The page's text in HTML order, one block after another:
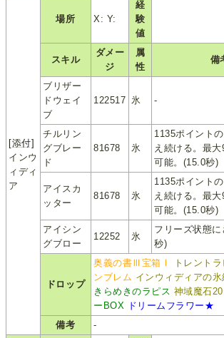
[添付]
インウ
ィディ
ア
場所 X: Y:
経
験
値
スキル
ダメー
ジ
属
性
備
ブリザー
ドウェイ
ブ
122517 氷 -
チルリン
グブレー
ド
81678 氷
1135ポイント
え続ける。最
可能。(15.0秒)
アイスカ
ッター
81678 氷
1135ポイント
え続ける。最
可能。(15.0秒)
アイシン
グブロー
12252 氷
フリーズ状態
秒)
ドロップ
奥義の書Ⅲ宝箱Ⅰ トレント
ンブレム インウィディアの氷
きらめきのラピス 神域魔石
ーBOX ドリームフラワー★
備考
-